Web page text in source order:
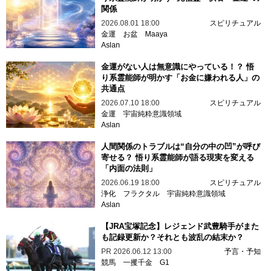
関係
2026.08.01 18:00
スピリチュアル
金運
お盆
Maaya
Aslan
金運がない人は無意識にやっている！？ 悟
り系霊能師が明かす「お金に嫌われる人」の
共通点
2026.07.10 18:00
スピリチュアル
金運 宇宙純粋意識領域
Aslan
人間関係のトラブルは“自分の中の凹”が呼び
寄せる？ 悟り系霊能師が語る現実を変える
「内面の法則」
2026.06.19 18:00
スピリチュアル
浄化
フラクタル 宇宙純粋意識領域
Aslan
【JRA宝塚記念】レジェンド武豊騎手がまた
も記録更新か？それとも波乱の結末か？
PR 2026.06.12 13:00
予言・予知
競馬 一攫千金 G1